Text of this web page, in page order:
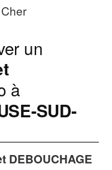
un
à
SUD-
DEBOUCHAGE